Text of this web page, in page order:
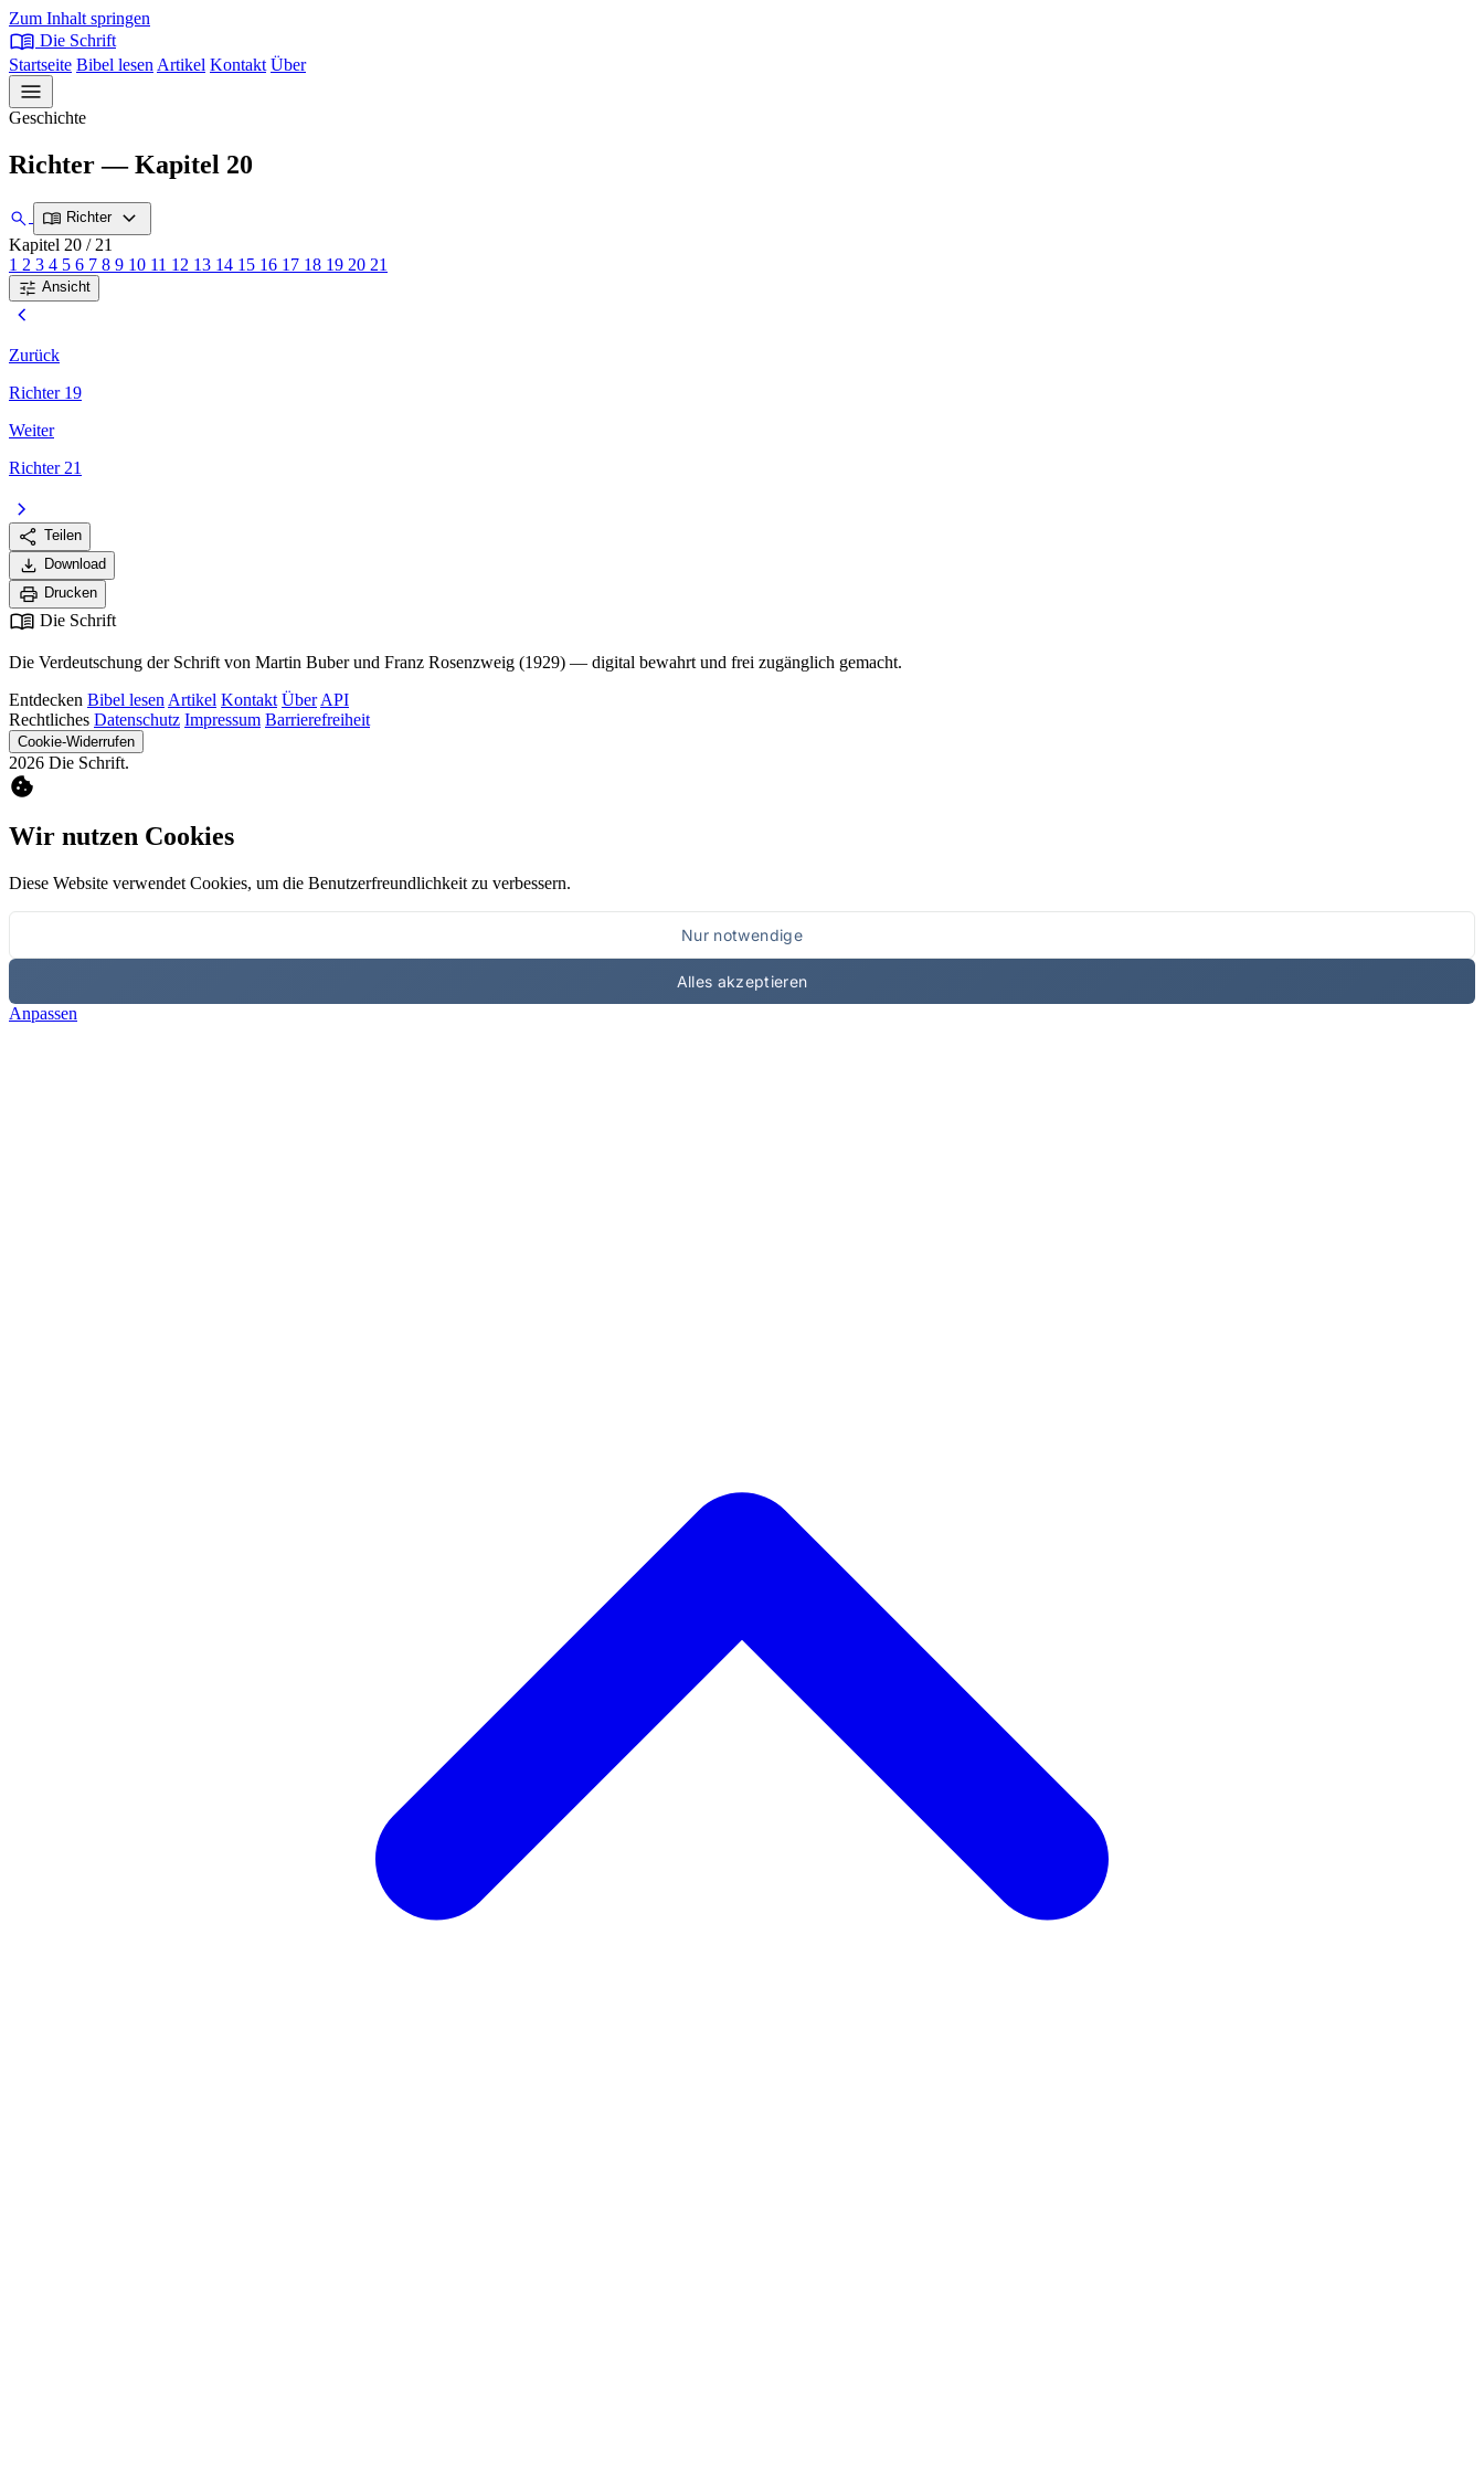
Zum Inhalt springen
menu_book Die Schrift
Startseite Bibel lesen Artikel Kontakt Über
menu
Geschichte
Richter — Kapitel 20
search menu_book Richter expand_more
Kapitel 20 / 21
1 2 3 4 5 6 7 8 9 10 11 12 13 14 15 16 17 18 19 20 21
tune Ansicht
chevron_left
Zurück
Richter 19
Weiter
Richter 21
chevron_right
share Teilen
download Download
print Drucken
menu_book Die Schrift
Die Verdeutschung der Schrift von Martin Buber und Franz Rosenzweig (1929) — digital bewahrt und frei zugänglich gemacht.
Entdecken Bibel lesen Artikel Kontakt Über API
Rechtliches Datenschutz Impressum Barrierefreiheit
Cookie-Widerrufen
2026 Die Schrift.
cookie
Wir nutzen Cookies
Diese Website verwendet Cookies, um die Benutzerfreundlichkeit zu verbessern.
Nur notwendige
Alles akzeptieren
Anpassen